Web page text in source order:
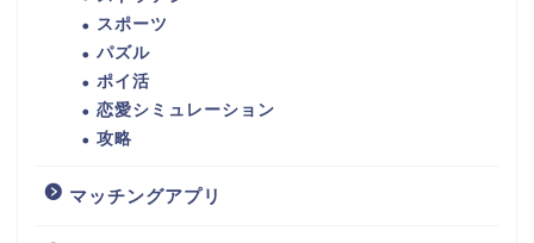
スポーツ
パズル
ポイ活
恋愛シミュレーション
攻略
マッチングアプリ